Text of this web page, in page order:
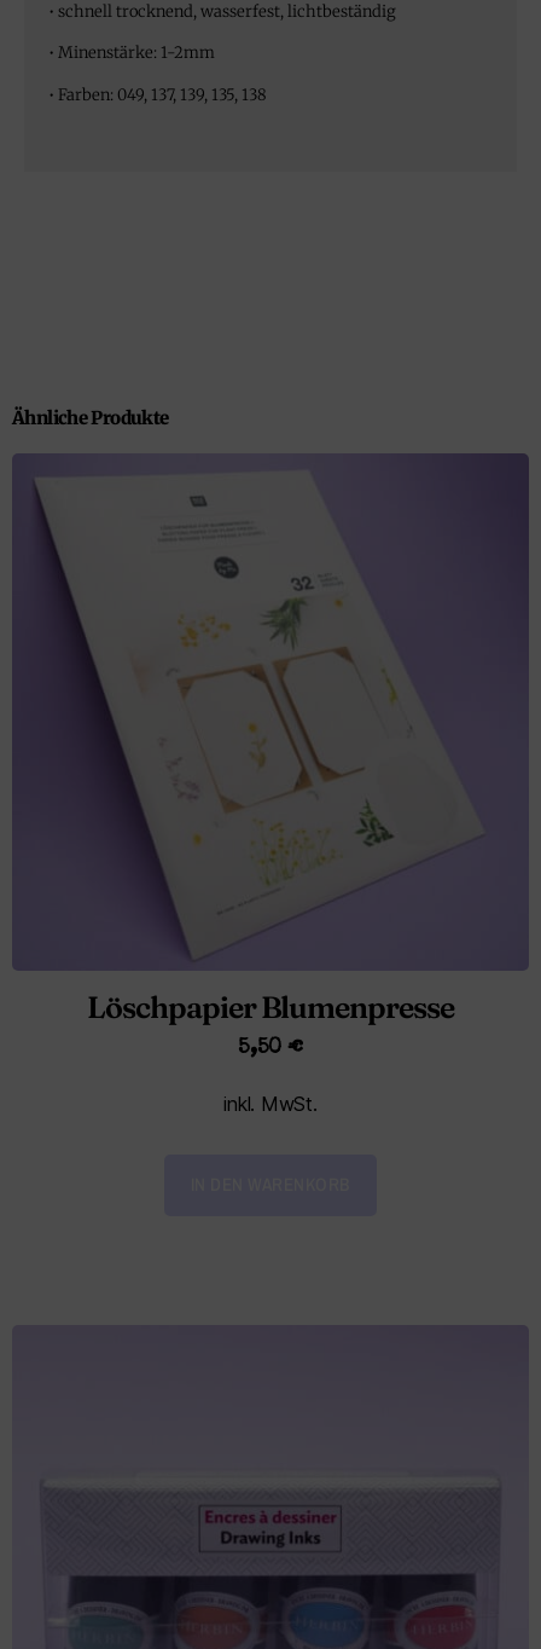
• schnell trocknend, wasserfest, lichtbeständig
• Minenstärke: 1-2mm
• Farben: 049, 137, 139, 135, 138
Ähnliche Produkte
Löschpapier Blumenpresse
5,50 €
inkl. MwSt.